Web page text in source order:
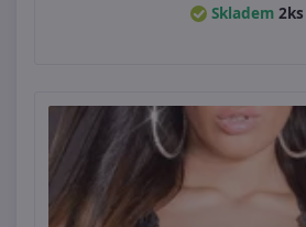
Skladem 2ks